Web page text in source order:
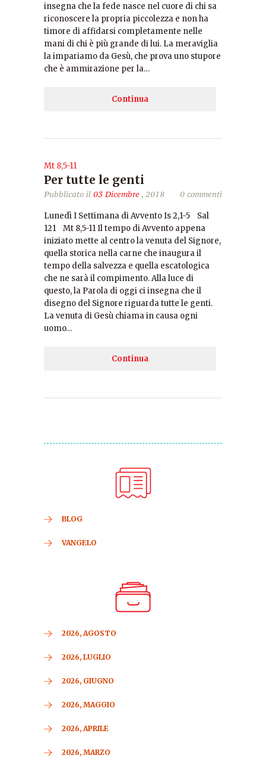
insegna che la fede nasce nel cuore di chi sa
riconoscere la propria piccolezza e non ha
timore di affidarsi completamente nelle
mani di chi è più grande di lui. La meraviglia
la impariamo da Gesù, che prova uno stupore
che è ammirazione per la…
Continua
Mt 8,5-11
Per tutte le genti
Pubblicato il 03 Dicembre, 2018 0 commenti
Lunedì I Settimana di Avvento Is 2,1-5 Sal
121 Mt 8,5-11 Il tempo di Avvento appena
iniziato mette al centro la venuta del Signore,
quella storica nella carne che inaugura il
tempo della salvezza e quella escatologica
che ne sarà il compimento. Alla luce di
questo, la Parola di oggi ci insegna che il
disegno del Signore riguarda tutte le genti.
La venuta di Gesù chiama in causa ogni
uomo…
Continua
BLOG
VANGELO
2026, AGOSTO
2026, LUGLIO
2026, GIUGNO
2026, MAGGIO
2026, APRILE
2026, MARZO